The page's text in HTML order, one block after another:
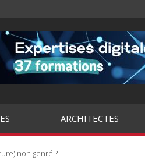
ARCHITECTES
non genré ?